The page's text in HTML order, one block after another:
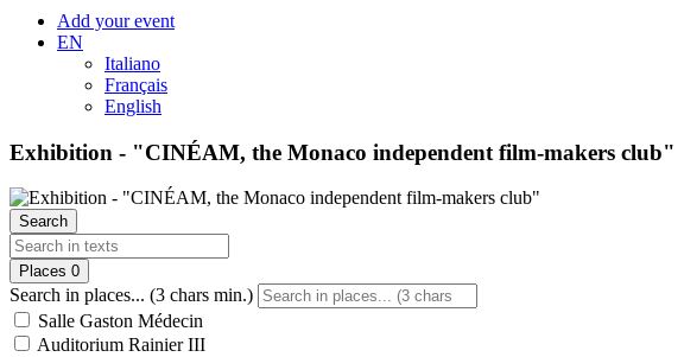
Add your event
EN
Italiano
Français
English
Exhibition - "CINÉAM, the Monaco independent film-makers club"
Search
Places 0
Search in places... (3 chars min.)
Salle Gaston Médecin
Auditorium Rainier III